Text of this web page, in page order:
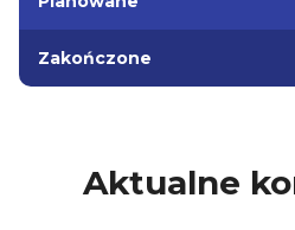
Zakończone
Aktualne